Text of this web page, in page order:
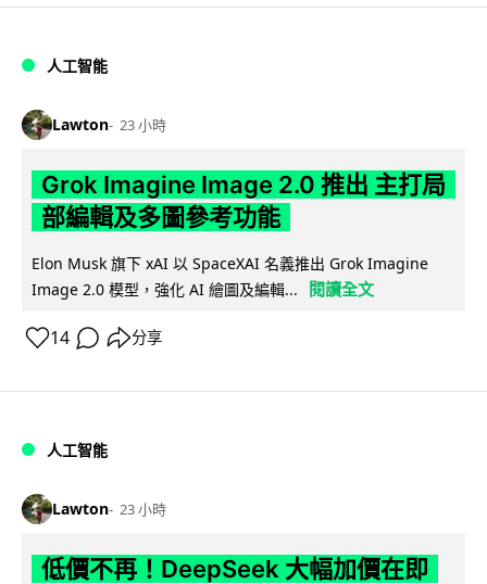
人工智能
Lawton 23 小時
Grok Imagine Image 2.0 推出 主打局
部編輯及多圖參考功能
Elon Musk 旗下 xAI 以 SpaceXAI 名義推出 Grok Imagine
Image 2.0 模型，強化 AI 繪圖及編輯...
閱讀全文
14 分享
人工智能
Lawton 23 小時
低價不再！DeepSeek 大幅加價在即